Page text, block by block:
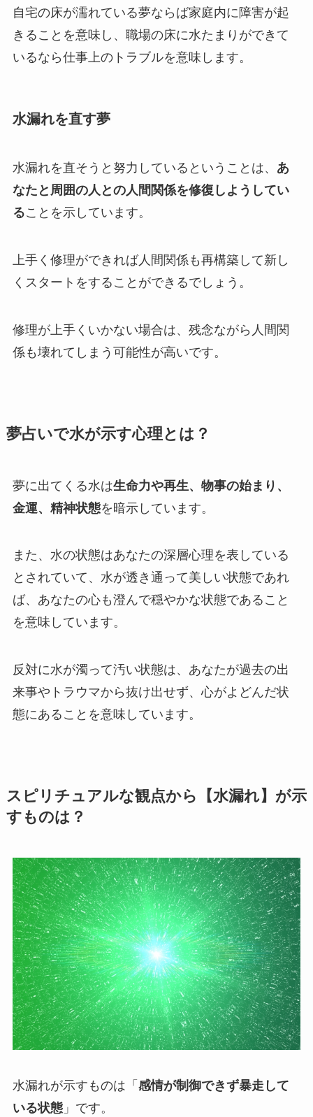
自宅の床が濡れている夢ならば家庭内に障害が起
きることを意味し、職場の床に水たまりができて
いるなら仕事上のトラブルを意味します。
水漏れを直す夢
水漏れを直そうと努力しているということは、 あ
なたと周囲の人との人間関係を修復しようしてい
ることを示しています。
上手く修理ができれば人間関係も再構築して新し
くスタートをすることができるでしょう。
修理が上手くいかない場合は、残念ながら人間関
係も壊れてしまう可能性が高いです。
夢占いで水が示す心理とは？
夢に出てくる水は生命力や再生、物事の始まり、
金運、精神状態を暗示しています。
また、水の状態はあなたの深層心理を表している
とされていて、水が透き通って美しい状態であれ
ば、あなたの心も澄んで穏やかな状態であること
を意味しています。
反対に水が濁って汚い状態は、あなたが過去の出
来事やトラウマから抜け出せず、心がよどんだ状
態にあることを意味しています。
スピリチュアルな観点から【水漏れ】が示
すものは？
水漏れが示すものは「 感情が制御できず暴走して
いる状態」です。